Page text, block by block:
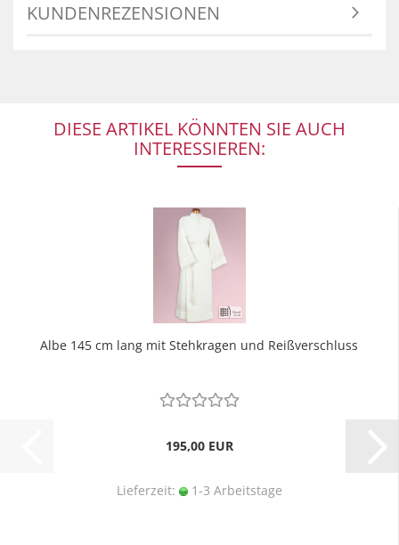
KUNDENREZENSIONEN
DIESE ARTIKEL KÖNNTEN SIE AUCH
INTERESSIEREN:
Albe 145 cm lang mit Stehkragen und Reißverschluss
195,00 EUR
Lieferzeit: 1-3 Arbeitstage